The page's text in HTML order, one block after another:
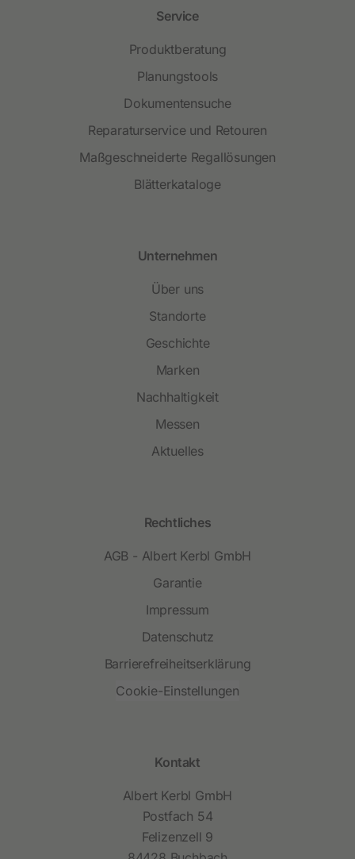
Service
Produktberatung
Planungstools
Dokumentensuche
Reparaturservice und Retouren
Maßgeschneiderte Regallösungen
Blätterkataloge
Unternehmen
Über uns
Standorte
Geschichte
Marken
Nachhaltigkeit
Messen
Aktuelles
Rechtliches
AGB - Albert Kerbl GmbH
Garantie
Impressum
Datenschutz
Barrierefreiheitserklärung
Cookie-Einstellungen
Kontakt
Albert Kerbl GmbH
Postfach 54
Felizenzell 9